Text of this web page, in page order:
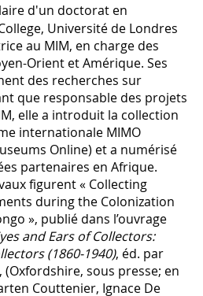
d'un doctorat en
Université de Londres
au MIM, en charge des
Orient et Amérique. Ses
des recherches sur
que responsable des projets
elle a introduit la collection
internationale MIMO
Online) et a numérisé
partenaires en Afrique.
figurent « Collecting
during the Colonization
», publié dans l’ouvrage
and Ears of Collectors:
(1860-1940), éd. par
sous presse; en
Couttenier, Ignace De